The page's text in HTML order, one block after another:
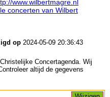
www.wilbertmagre.nl
concerten van Wilbert
op 2024-05-09 20:36:43
Concertagenda. Wij
altijd de gegevens